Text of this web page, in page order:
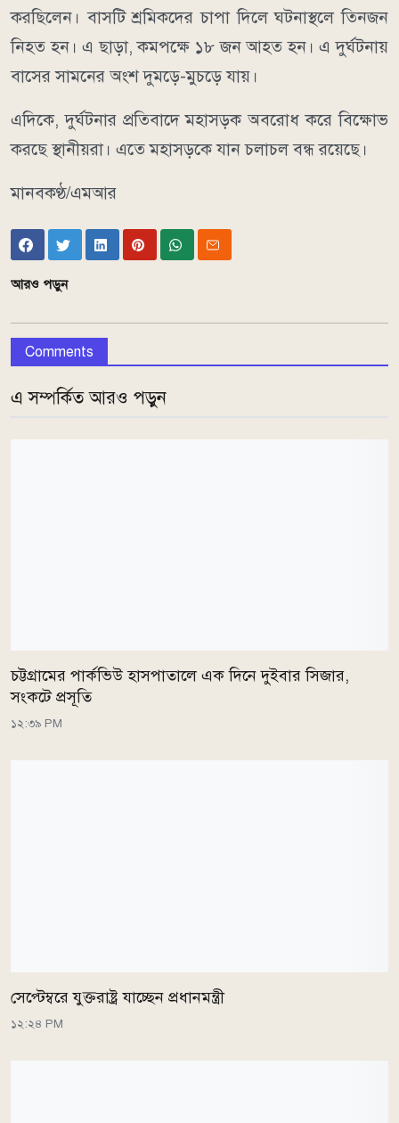
করছিলেন। বাসটি শ্রমিকদের চাপা দিলে ঘটনাস্থলে তিনজন
নিহত হন। এ ছাড়া, কমপক্ষে ১৮ জন আহত হন। এ দুর্ঘটনায়
বাসের সামনের অংশ দুমড়ে-মুচড়ে যায়।
এদিকে, দুর্ঘটনার প্রতিবাদে মহাসড়ক অবরোধ করে বিক্ষোভ
করছে স্থানীয়রা। এতে মহাসড়কে যান চলাচল বন্ধ রয়েছে।
মানবকণ্ঠ/এমআর
আরও পড়ুন
Comments
এ সম্পর্কিত আরও পড়ুন
চট্টগ্রামের পার্কভিউ হাসপাতালে এক দিনে দুইবার সিজার,
সংকটে প্রসূতি
১২:৩৯ PM
সেপ্টেম্বরে যুক্তরাষ্ট্র যাচ্ছেন প্রধানমন্ত্রী
১২:২৪ PM